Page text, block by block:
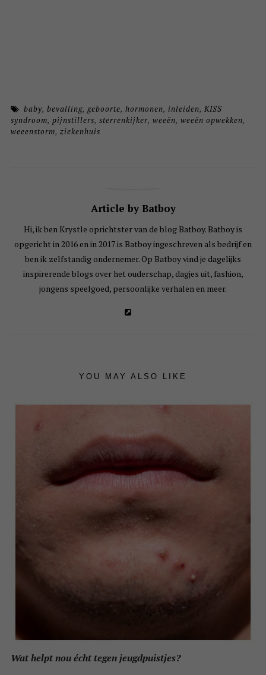
baby,bevalling,geboorte,hormonen, inleiden,KISS
syndroom, pijnstillers, sterrenkijker, weeën, weeën opwekken,
weeenstorm, ziekenhuis
Article by Batboy
Hi, ik ben Krystle oprichtster van de blog Batboy. Batboy is
opgericht in 2016 en in 2017 is Batboy ingeschreven als bedrijf en
ben ik zelfstandig ondernemer. Op Batboy vind je dagelijks
inspirerende blogs over het ouderschap, dagjes uit, fashion,
jongens speelgoed, persoonlijke verhalen en meer.
YOU MAY ALSO LIKE
Wat helpt nou écht tegen jeugdpuistjes?